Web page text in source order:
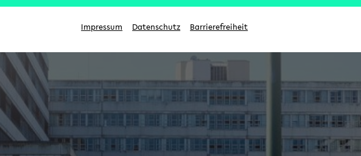
Impressum Datenschutz Barrierefreiheit